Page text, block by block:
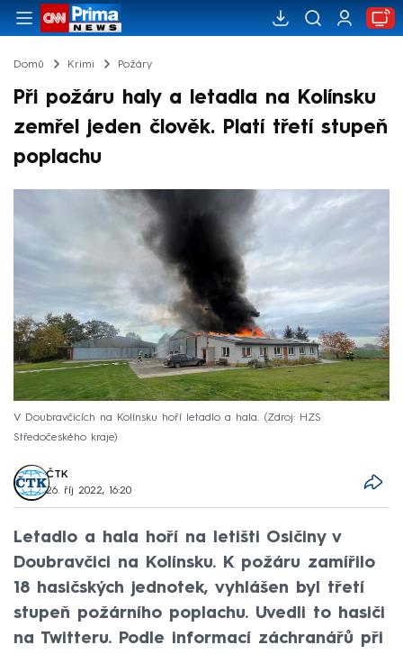
Domů Krimi Požáry
Při požáru haly a letadla na Kolínsku
zemřel jeden člověk. Platí třetí stupeň
poplachu
V Doubravčicích na Kolínsku hoří letadlo a hala.
Zdroj: HZS
Středočeského kraje
ČTK
26. říj 2022, 16:20
Letadlo a hala hoří na letišti Osičiny v
Doubravčici na Kolínsku. K požáru zamířilo
18 hasičských jednotek, vyhlášen byl třetí
stupeň požárního poplachu. Uvedli to hasiči
na Twitteru. Podle informací záchranářů při